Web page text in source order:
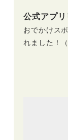
公式アプ
おでかけス
れました！